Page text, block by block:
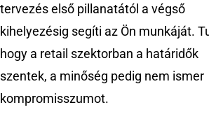
tervezés első pillanatától a végső
kihelyezésig segíti az Ön munkáját.
hogy a retail szektorban a határidők
szentek, a minőség pedig nem ismer
kompromisszumot.